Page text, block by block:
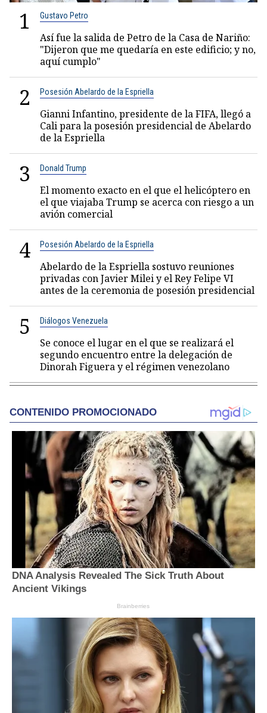
1 Gustavo Petro
Así fue la salida de Petro de la Casa de Nariño:
"Dijeron que me quedaría en este edificio; y no,
aquí cumplo"
2 Posesión Abelardo de la Espriella
Gianni Infantino, presidente de la FIFA, llegó a
Cali para la posesión presidencial de Abelardo
de la Espriella
3 Donald Trump
El momento exacto en el que el helicóptero en
el que viajaba Trump se acerca con riesgo a un
avión comercial
4 Posesión Abelardo de la Espriella
Abelardo de la Espriella sostuvo reuniones
privadas con Javier Milei y el Rey Felipe VI
antes de la ceremonia de posesión presidencial
5 Diálogos Venezuela
Se conoce el lugar en el que se realizará el
segundo encuentro entre la delegación de
Dinorah Figuera y el régimen venezolano